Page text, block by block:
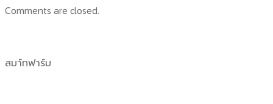
Comments are closed.
สมา์ทฟาร์ม